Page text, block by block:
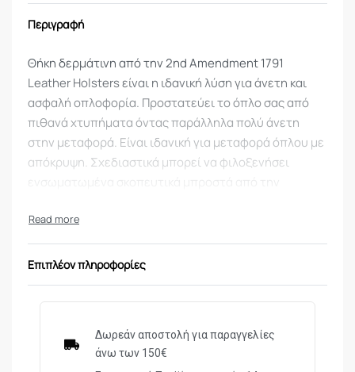
Περιγραφή
Θήκη δερμάτινη από την 2nd Amendment 1791
Leather Holsters είναι η ιδανική λύση για άνετη και
ασφαλή οπλοφορία. Προστατεύει το όπλο σας από
πιθανά χτυπήματα όντας παράλληλα πολύ άνετη
στην μεταφορά. Είναι ιδανική για μεταφορά όπλου με
απόκρυψη. Σχεδιαστικά μπορεί να φιλοξενήσει
Διαθέτει σχεδιασμό για διαφορετικές θέσεις
μεταφοράς για δεξιόχειρα:
Εσωτερική πλευρά της ζώνης – IWB σε οπουδήποτε
σημείο της ζώνης εσωτερικά.
• Χειροποίητη κατασκευασμένη από 100% από δέρμα
Επιπλέον πληροφορίες
Δωρεάν αποστολή για παραγγελίες
άνω των 150€